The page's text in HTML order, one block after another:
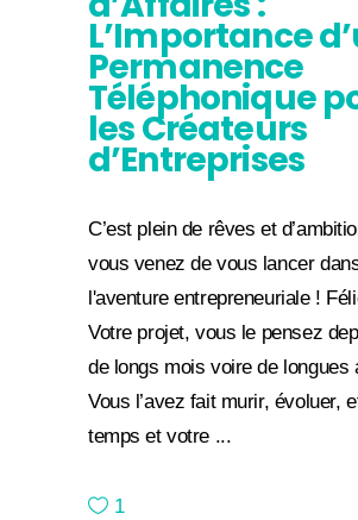
L’Importance
Permanence
Téléphonique
les Créateurs
d’Entreprises
C’est plein de rêves et
vous venez de vous lancer
l'aventure entrepreneuriale !
Votre projet, vous le pensez
de longs mois voire de longues
Vous l’avez fait murir, évoluer,
temps et votre
1